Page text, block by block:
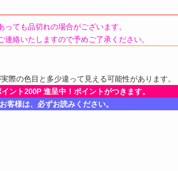
ても品切れの場合がございます。
絡いたしますので予めご了承ください。
の色目と多少違って見える可能性があります。
ト200P 進呈中！ポイントがつきます。
様は、必ずお読みください。